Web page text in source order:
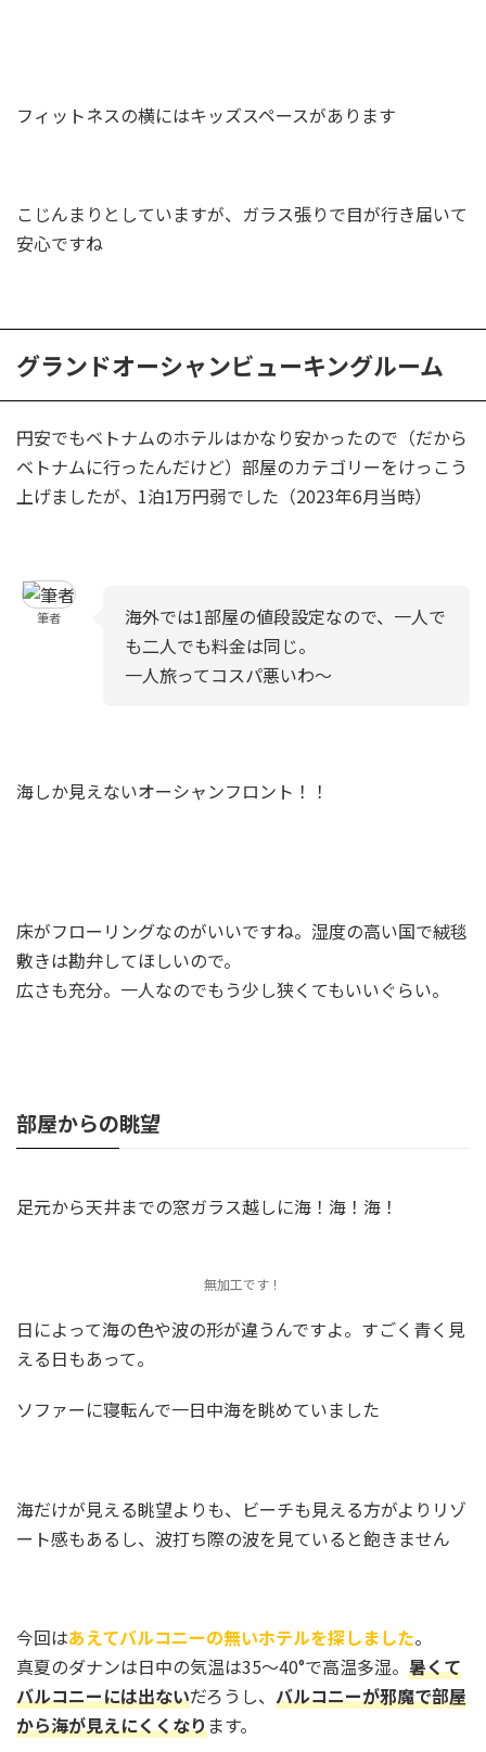
フィットネスの横にはキッズスペースがあります
こじんまりとしていますが、ガラス張りで目が行き届いて
安心ですね
グランドオーシャンビューキングルーム
円安でもベトナムのホテルはかなり安かったので（だから
ベトナムに行ったんだけど）部屋のカテゴリーをけっこう
上げましたが、1泊1万円弱でした（2023年6月当時）
筆者
海外では1部屋の値段設定なので、一人で
も二人でも料金は同じ。
一人旅ってコスパ悪いわ～
海しか見えないオーシャンフロント！！
床がフローリングなのがいいですね。湿度の高い国で絨毯
敷きは勘弁してほしいので。
広さも充分。一人なのでもう少し狭くてもいいぐらい。
部屋からの眺望
足元から天井までの窓ガラス越しに海！海！海！
無加工です！
日によって海の色や波の形が違うんですよ。すごく青く見
える日もあって。
ソファーに寝転んで一日中海を眺めていました
海だけが見える眺望よりも、ビーチも見える方がよりリゾ
ート感もあるし、波打ち際の波を見ていると飽きません
今回はあえてバルコニーの無いホテルを探しました。
真夏のダナンは日中の気温は35～40°で高温多湿。 暑くて
バルコニーには出ないだろうし、 バルコニーが邪魔で部屋
から海が見えにくくなります。